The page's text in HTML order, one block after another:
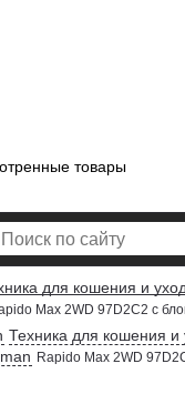
товары
для кошения и
Max 2WD 97D2C2 с
Техника для кошения и
Rapido Max 2WD